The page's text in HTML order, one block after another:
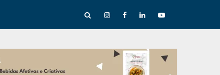
Inverno nas Serras abre temporada cultural em Cuité